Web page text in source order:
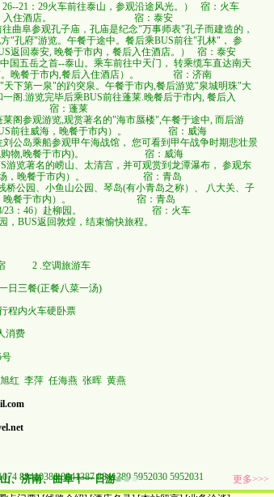
21：29火车前往泰山，参观沿途风光。） 宿：火车
抵泰安，入住酒店。 宿：泰安
曲阜参观孔子庙，孔庙是纪念"万事师表"孔子而建造的，
"孔府"游览。午餐于途中。餐后乘BUS前往"孔林"， 参
返回泰安, 晚餐于市内，餐后入住酒店。） 宿：泰安
国五岳之首--泰山。乘车前往中天门， 转乘缆车直达南天
。晚餐于市内,餐后入住酒店）。 宿：济南
下第一泉"的趵突泉。午餐于市内,餐后游览"泉城明珠"大
阁.游览完毕后乘BUS前往蓬莱.晚餐后于市内, 餐后入
：蓬莱
阁参观游览,观赏著名的"海市蜃楼",午餐于途中, 而后游
前往威海，晚餐于市内）。 宿：威海
公岛乘船参观甲午海战馆， 您可看到甲午战争时期悲壮景
参观购物,晚餐于市内)。 宿：威海
游览著名的崂山、太清宫，并可观赏到龙潭瀑布， 参观东
广场，晚餐于市内）。 宿：青岛
桥公园、小鱼山公园、琴岛(有小青岛之称）、 八大关、子
玩，晚餐于市内）。 宿：青岛
：28/23：46）赴柳园。 宿：火车
，BUS返回敦煌，结束愉快旅程。
宿 2 .空调旅游车
(正餐八菜一汤)
车硬卧票
消费
红 李萍 任海燕 张晖 黄燕
88410386 8841387 8841389 5952030 5952031
、济南、曲阜十一日游■ ■ ■
更多>>>